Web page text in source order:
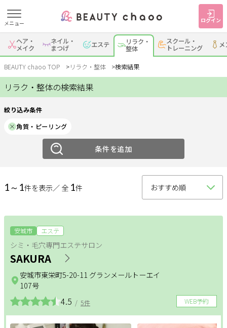
メニュー ログイン
すでに会員の方
ログイン
はじめてご利用の方
新規会員登録
ジャンルで探す
ヘア・メイク ネイル・まつげ
スクール・
トレーニング
メンズ
大人女子トピック ランキング
サポート
よくある質問
利用規約
プライバシーポリシー
運営会社
お問い合わせ
ヘア・
メイク
ネイル・
まつげ エステ リラク・
整体
スクール・
トレーニング メ
BEAUTY chaoo TOP リラク・整体 検索結果
リラク・整体の検索結果
絞り込み条件
角質・ピーリング
条件を追加
1～1件を表示／ 全 1件
安城市 エステ
シミ・毛穴専門エステサロン
SAKURA
WEB予約
4.5 / 5件
安城市東栄町5-20-11 グランメールトーエイ
107号
絞り込み
ジャンル
リラク
エリア
岡崎・幸田
・蒲郡
安城
碧南・高浜
豊明・大府・知多・
リラクメニュー
整体
ダイエット もみほぐし
更年期 姿勢改善